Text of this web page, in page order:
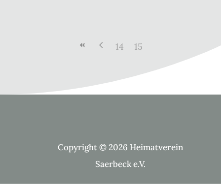
14 15
Copyright © 2026 Heimatverein
Saerbeck e.V.